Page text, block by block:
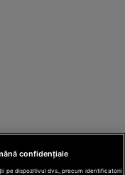
confidențiale
pe dispozitivul dvs., precum identificatorii